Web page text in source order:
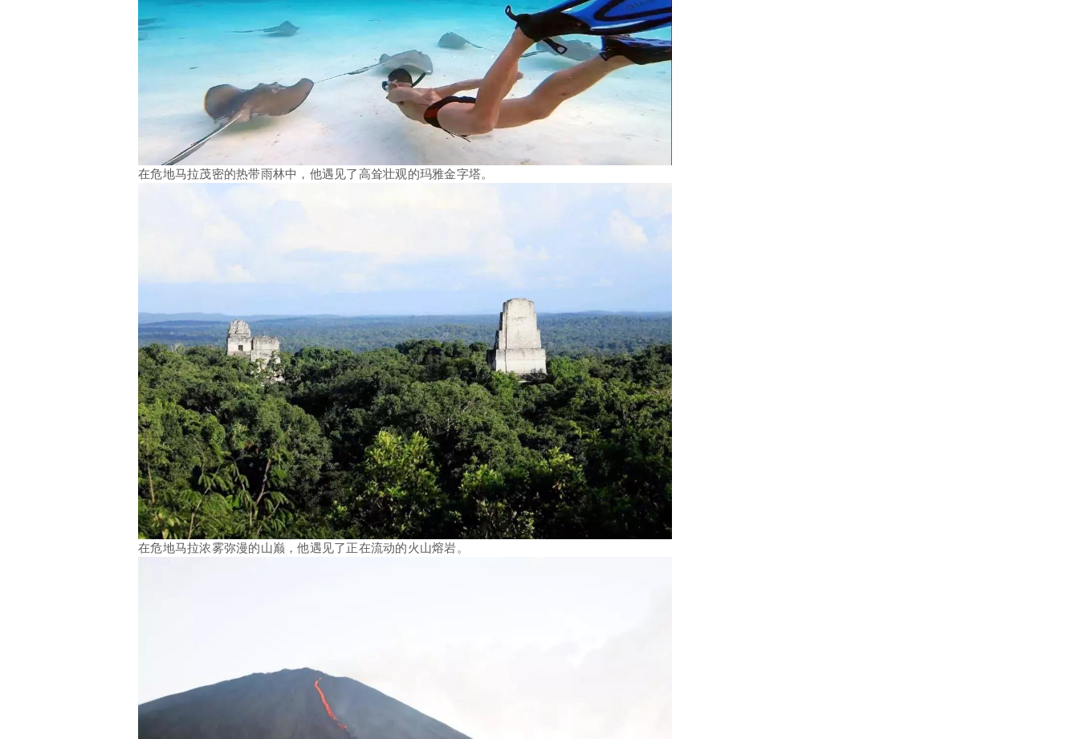
在危地马拉茂密的热带雨林中，他遇见了高耸壮观的玛雅金字塔。
在危地马拉浓雾弥漫的山巅，他遇见了正在流动的火山熔岩。